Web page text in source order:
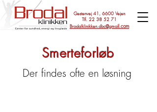
Gestenvej 41, 6600 Vejen
Tlf. 22 38 52 71
Brodalklinikken.dbc@gmail.com
Smerteforløb
Der findes ofte en løsning